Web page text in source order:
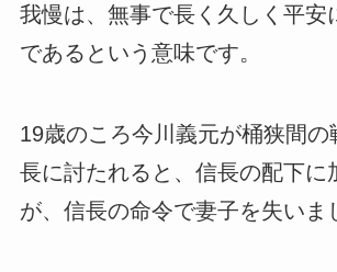
我慢は、無事で長く久しく平安
であるという意味です。
19歳のころ今川義元が桶狭間の
長に討たれると、信長の配下に
が、信長の命令で妻子を失いま